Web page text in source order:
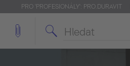
PRO 'PROFESIONÁLY': PRO.DURAVIT